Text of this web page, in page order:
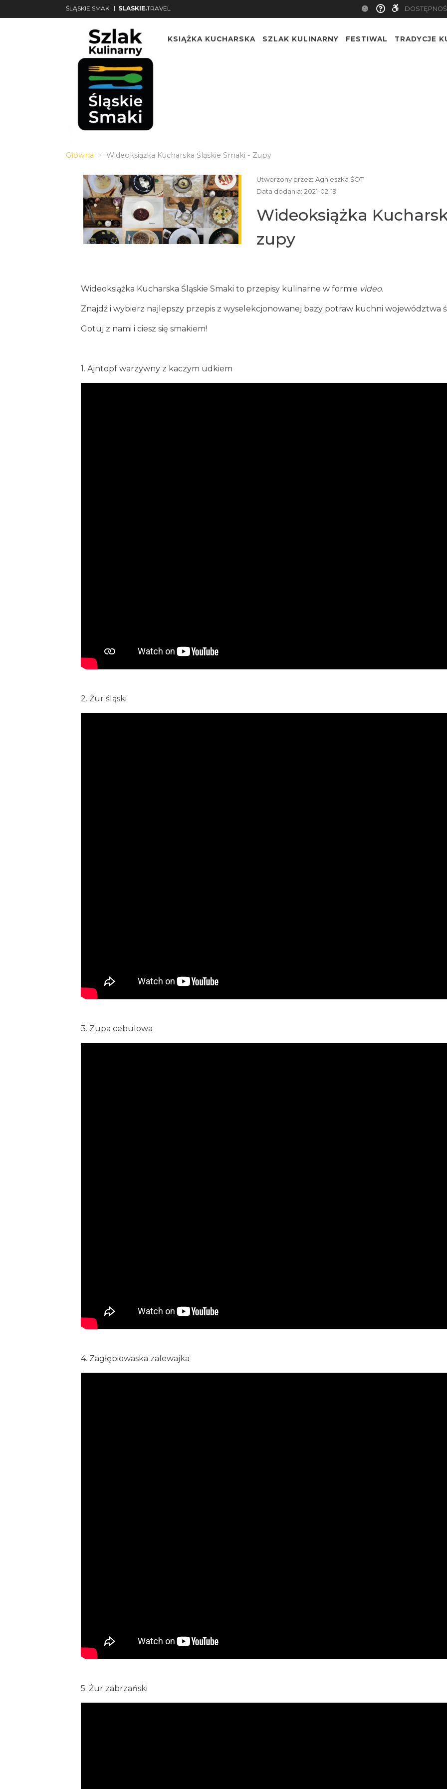
ŚLĄSKIE SMAKI | SLASKIE.TRAVEL
KSIĄŻKA KUCHARSKA SZLAK KULINARNY FESTIWAL TRADYCJE
Główna Wideoksiążka Kucharska Śląskie Smaki - Zupy
Utworzony przez: Agnieszka ŚOT
Data dodania: 2021-02-19
Wideoksiążka
zupy
Wideoksiążka Kucharska Śląskie Smaki to przepisy kulinarne w formie video.
Znajdź i wybierz najlepszy przepis z wyselekcjonowanej bazy potraw kuchni województwa
Gotuj z nami i ciesz się smakiem!
1. Ajntopf warzywny z kaczym udkiem
2. Żur śląski
3. Zupa cebulowa
4. Zagłębiowaska zalewajka
5. Żur zabrzański